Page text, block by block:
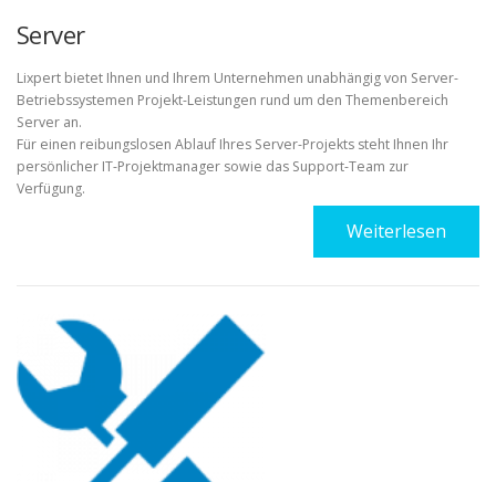
Server
Lixpert bietet Ihnen und Ihrem Unternehmen unabhängig von Server-
Betriebssystemen Projekt-Leistungen rund um den Themenbereich
Server an.
Für einen reibungslosen Ablauf Ihres Server-Projekts steht Ihnen Ihr
persönlicher IT-Projektmanager sowie das Support-Team zur
Verfügung.
Weiterlesen